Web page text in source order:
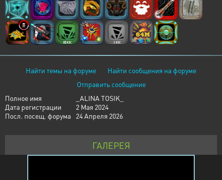
Найти темы на форуме
Найти сообщения на форуме
Отправить сообщение
Полное имя
_ALINA TOSIK_
Дата регистрации
2 Мая 2024
Посл. посещ. форума
24 Апреля 2026
ГАЛЕРЕЯ